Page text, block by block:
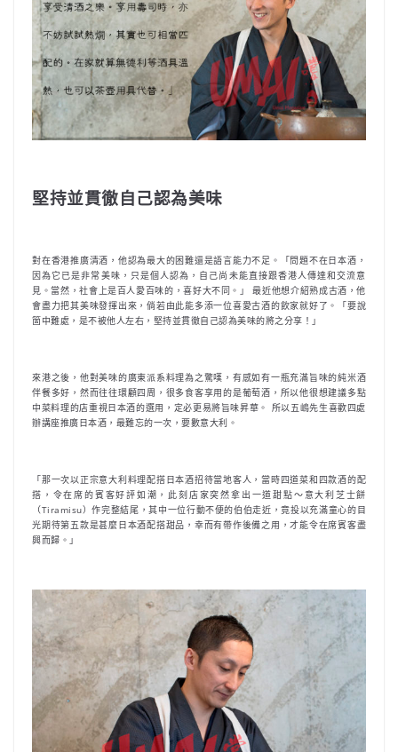
堅持並貫徹自己認為美味
對在香港推廣清酒，他認為最大的困難還是語言能力不足。「問題不在日本酒，
因為它已是非常美味，只是個人認為，自己尚未能直接跟香港人傳達和交流意
見。當然，社會上是百人愛百味的，喜好大不同。」 最近他想介紹熟成古酒，他
會盡力把其美味發揮出來，倘若由此能多添一位喜愛古酒的飲家就好了。「要說
箇中難處，是不被他人左右，堅持並貫徹自己認為美味的將之分享！」
來港之後，他對美味的廣東派系料理為之驚嘆，有感如有一瓶充滿旨味的純米酒
伴餐多好，然而往往環顧四周，很多食客享用的是葡萄酒，所以他很想建議多點
中菜料理的店重視日本酒的選用，定必更易將旨味昇華。 所以五嶋先生喜歡四處
辦講座推廣日本酒，最難忘的一次，要數意大利。
「那一次以正宗意大利料理配搭日本酒招待當地客人，當時四道菜和四款酒的配
搭，令在席的賓客好評如潮，此刻店家突然拿出一道甜點～意大利芝士餅
（Tiramisu）作完整結尾，其中一位行動不便的伯伯走近，竟投以充滿童心的目
光期待第五款是甚麼日本酒配搭甜品，幸而有帶作後備之用，才能令在席賓客盡
興而歸。」